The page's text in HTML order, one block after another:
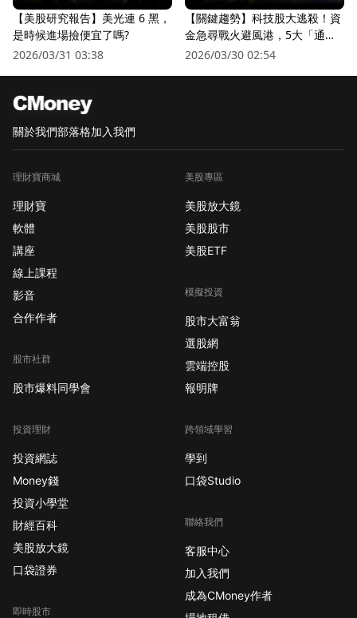
【美股研究報告】美光連 6 黑，
是時候進場撿便宜了嗎?
2026/03/31 03:38
【關鍵趨勢】科技股大逃殺！資
金急尋戰火避風港，5大「通訊
衛星股」逆勢狂飆
2026/03/30 02:54
關於我們部落格加入我們
理財寶商城
理財寶
軟體
講座
線上課程
影音
合作作者
股市社群
股市爆料同學會
投資理財
投資網誌
Money錢
投資小學堂
財經百科
美股放大鏡
口袋證券
即時股市
美股專區
美股放大鏡
美股股市
美股ETF
模擬投資
股市大富翁
選股網
雲端控股
報明牌
跨領域學習
學到
口袋Studio
聯絡我們
客服中心
加入我們
成為CMoney作者